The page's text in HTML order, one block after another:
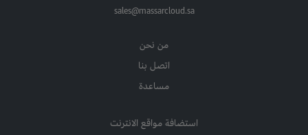
sales@massarcloud.sa
من نحن
اتصل بنا
مساعدة
استضافة مواقع الانترنت